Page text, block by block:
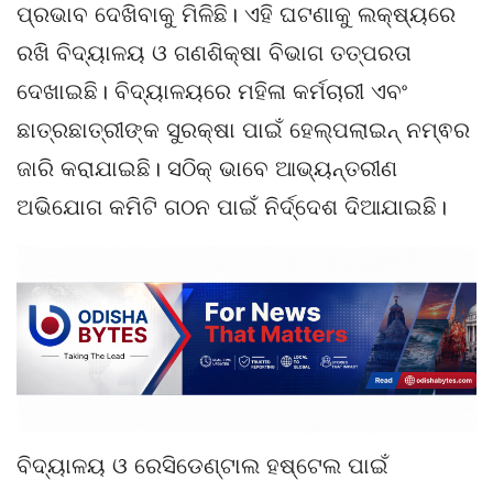
ପ୍ରଭାବ ଦେଖିବାକୁ ମିଳିଛି। ଏହି ଘଟଣାକୁ ଲକ୍ଷ୍ୟରେ
ରଖି ବିଦ୍ୟାଳୟ ଓ ଗଣଶିକ୍ଷା ବିଭାଗ ତତ୍ପରତା
ଦେଖାଇଛି। ବିଦ୍ୟାଳୟରେ ମହିଳା କର୍ମଚାରୀ ଏବଂ
ଛାତ୍ରଛାତ୍ରୀଙ୍କ ସୁରକ୍ଷା ପାଇଁ ହେଲ୍ପଲାଇନ୍ ନମ୍ଵର
ଜାରି କରାଯାଇଛି। ସଠିକ୍ ଭାବେ ଆଭ୍ୟନ୍ତରୀଣ
ଅଭିଯୋଗ କମିଟି ଗଠନ ପାଇଁ ନିର୍ଦ୍ଦେଶ ଦିଆଯାଇଛି।
ବିଦ୍ୟାଳୟ ଓ ରେସିଡେଣ୍ଟାଲ ହଷ୍ଟେଲ ପାଇଁ